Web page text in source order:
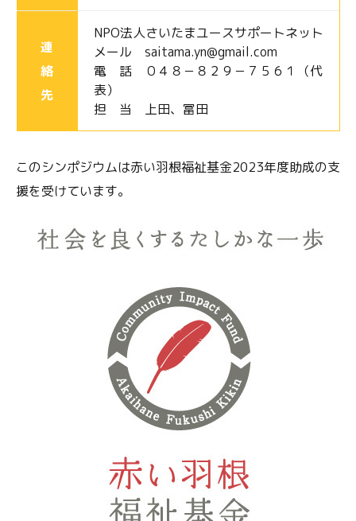
連
絡
先
NPO法人さいたまユースサポートネット
メール saitama.yn@gmail.com
電 話 ０４８－８２９－７５６１（代
表）
担 当 上田、冨田
このシンポジウムは赤い羽根福祉基金2023年度助成の支
援を受けています。